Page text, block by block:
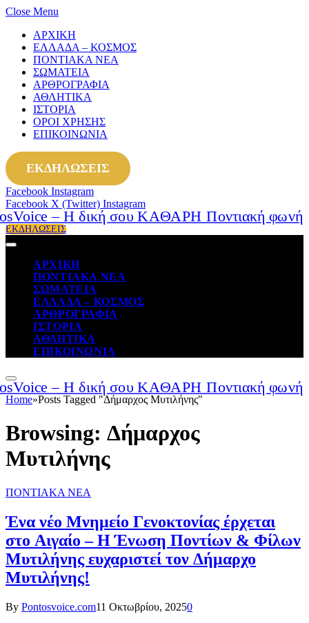
Close Menu
ΑΡΧΙΚΗ
ΕΛΛΑΔΑ – ΚΟΣΜΟΣ
ΠΟΝΤΙΑΚΑ ΝΕΑ
ΣΩΜΑΤΕΙΑ
ΑΡΘΡΟΓΡΑΦΙΑ
ΑΘΛΗΤΙΚΑ
ΙΣΤΟΡΙΑ
ΟΡΟΙ ΧΡΗΣΗΣ
ΕΠΙΚΟΙΝΩΝΙΑ
ΕΚΔΗΛΩΣΕΙΣ
Facebook Instagram
Facebook X (Twitter) Instagram
ΕΚΔΗΛΩΣΕΙΣ
ΑΡΧΙΚΗ
ΠΟΝΤΙΑΚΑ ΝΕΑ
ΣΩΜΑΤΕΙΑ
ΕΛΛΑΔΑ – ΚΟΣΜΟΣ
ΑΡΘΡΟΓΡΑΦΙΑ
ΙΣΤΟΡΙΑ
ΑΘΛΗΤΙΚΑ
ΕΠΙΚΟΙΝΩΝΙΑ
Home»Posts Tagged "Δήμαρχος Μυτιλήνης"
Browsing: Δήμαρχος
Μυτιλήνης
ΠΟΝΤΙΑΚΑ ΝΕΑ
Ένα νέο Μνημείο Γενοκτονίας έρχεται
στο Αιγαίο – Η Ένωση Ποντίων & Φίλων
Μυτιλήνης ευχαριστεί τον Δήμαρχο
Μυτιλήνης!
By Pontosvoice.com11 Οκτωβρίου, 20250